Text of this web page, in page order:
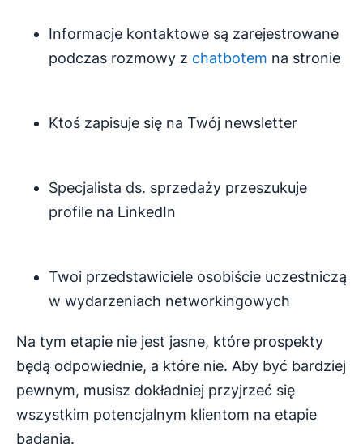
Informacje kontaktowe są zarejestrowane
podczas rozmowy z chatbotem na stronie
Ktoś zapisuje się na Twój newsletter
Specjalista ds. sprzedaży przeszukuje
profile na LinkedIn
Twoi przedstawiciele osobiście uczestniczą
w wydarzeniach networkingowych
Na tym etapie nie jest jasne, które prospekty
będą odpowiednie, a które nie. Aby być bardziej
pewnym, musisz dokładniej przyjrzeć się
wszystkim potencjalnym klientom na etapie
badania.